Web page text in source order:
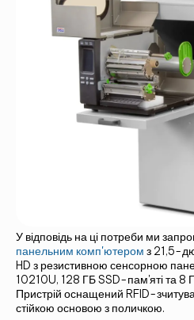
ЗВ'ЯЖІТЬСЯ З НАМИ
У відповідь на ці потреби ми
панельним комп'ютером з 21,5-
HD з резистивною сенсорною
10210U, 128 ГБ SSD-пам'яті та 8
Пристрій оснащений RFID-
стійкою основою з поличкою.